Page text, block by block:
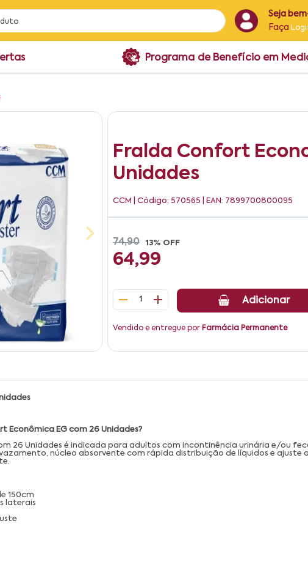
Seja
Faça
Programa de Benefício em
Fralda Confort
Unidades
CCM | Código: 570565 | EAN: 7899700800095
74,90 13% OFF
64,99
1 Adicionar
Vendido e entregue por Farmácia Permanente
Econômica EG com 26 Unidades?
26 Unidades é indicada para adultos com incontinência urinária e/ou
núcleo absorvente com rápida distribuição de líquidos e ajuste
150cm
laterais